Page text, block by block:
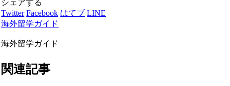
シェアする
Twitter Facebook はてブ LINE
海外留学ガイド
海外留学ガイド
関連記事